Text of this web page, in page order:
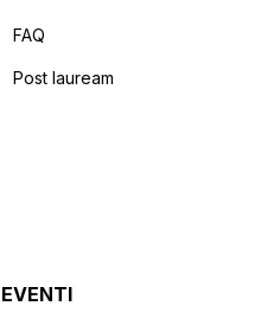
FAQ
Post lauream
EVENTI